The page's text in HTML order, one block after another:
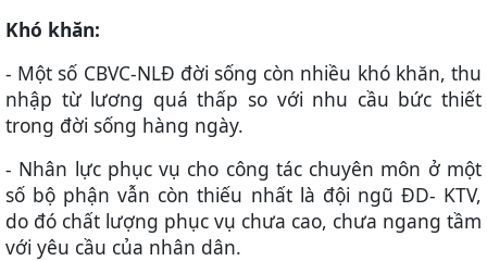
Khó khăn:
- Một số CBVC-NLĐ đời sống còn nhiều khó khăn, thu
nhập từ lương quá thấp so với nhu cầu bức thiết
trong đời sống hàng ngày.
- Nhân lực phục vụ cho công tác chuyên môn ở một
số bộ phận vẫn còn thiếu nhất là đội ngũ ĐD- KTV,
do đó chất lượng phục vụ chưa cao, chưa ngang tầm
với yêu cầu của nhân dân.